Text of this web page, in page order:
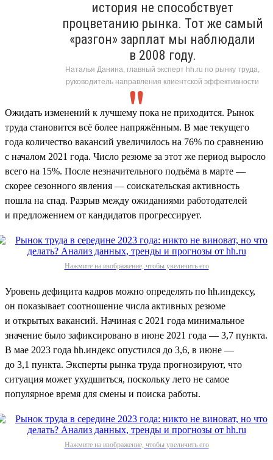
история не способствует
процветанию рынка. Тот же самый
«разгон» зарплат мы наблюдали
в 2008 году.
Наталья Данина, главный эксперт hh.ru по рынку труда,
руководитель направления клиентской эффективности
Ожидать изменений к лучшему пока не приходится. Рынок
труда становится всё более напряжённым. В мае текущего
года количество вакансий увеличилось на 76% по сравнению
с началом 2021 года. Число резюме за этот же период выросло
всего на 15%. После незначительного подъёма в марте —
скорее сезонного явления — соискательская активность
пошла на спад. Разрыв между ожиданиями работодателей
и предложением от кандидатов прогрессирует.
Нажмите на изображение, чтобы увеличить его
Уровень дефицита кадров можно определять по hh.индексу,
он показывает соотношение числа активных резюме
и открытых вакансий. Начиная с 2021 года минимальное
значение было зафиксировано в июне 2021 года — 3,7 пункта.
В мае 2023 года hh.индекс опустился до 3,6, в июне —
до 3,1 пункта. Эксперты рынка труда прогнозируют, что
ситуация может ухудшиться, поскольку лето не самое
популярное время для смены и поиска работы.
Нажмите на изображение, чтобы увеличить его